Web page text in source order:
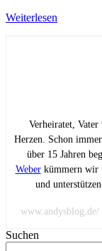
Weiterlesen
Verheiratet,
Herzen. Schon
über 15 Jahren
Weberkümmern wir
und
www.andysblog.de/
Suchen